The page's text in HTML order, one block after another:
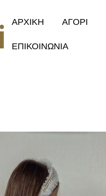
ΑΡΧΙΚΗ ΑΓΟΡΙ
ΕΠΙΚΟΙΝΩΝΙΑ